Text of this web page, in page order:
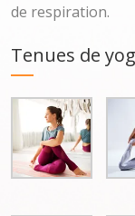
de respiration.
Tenues de